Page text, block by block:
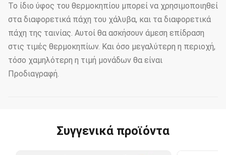
Το ίδιο ύφος του θερμοκηπίου μπορεί να χρησιμοποιηθεί
στα διαφορετικά πάχη του χάλυβα, και τα διαφορετικά
πάχη της ταινίας. Αυτοί θα ασκήσουν άμεση επίδραση
στις τιμές θερμοκηπίων. Και όσο μεγαλύτερη η περιοχή,
τόσο χαμηλότερη η τιμή μονάδων θα είναι
Προδιαγραφή.
Συγγενικά προϊόντα